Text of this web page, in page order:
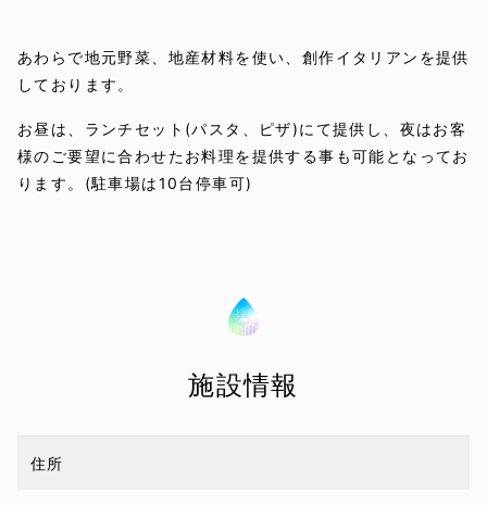
あわらで地元野菜、地産材料を使い、創作イタリアンを提供
しております。
お昼は、ランチセット(パスタ、ピザ)にて提供し、夜はお客
様のご要望に合わせたお料理を提供する事も可能となってお
ります。(駐車場は10台停車可)
施設情報
住所